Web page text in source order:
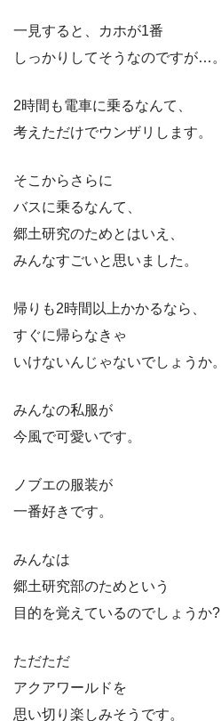
一見すると、カホが1番
しっかりしてそうなのですが…。
2時間も電車に乗るなんて、
考えただけでウンザリします。
そこからさらに
バスに乗るなんて、
郷土研究のためとはいえ、
みんなすごいと思いました。
帰りも2時間以上かかるなら、
すぐに帰らなきゃ
いけないんじゃないでしょうか。
みんなの私服が
今風で可愛いです。
ノブエの服装が
一番好きです。
みんなは
郷土研究部のためという
目的を覚えているのでしょうか?
ただただ
アクアワールドを
思い切り楽しみそうです。